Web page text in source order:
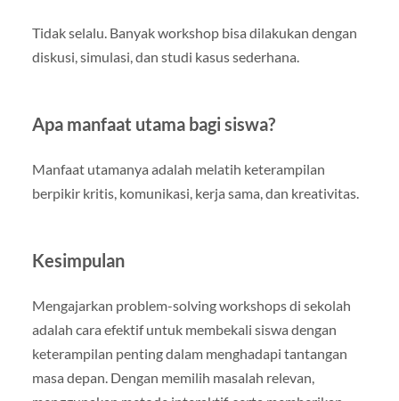
Tidak selalu. Banyak workshop bisa dilakukan dengan
diskusi, simulasi, dan studi kasus sederhana.
Apa manfaat utama bagi siswa?
Manfaat utamanya adalah melatih keterampilan
berpikir kritis, komunikasi, kerja sama, dan kreativitas.
Kesimpulan
Mengajarkan problem-solving workshops di sekolah
adalah cara efektif untuk membekali siswa dengan
keterampilan penting dalam menghadapi tantangan
masa depan. Dengan memilih masalah relevan,